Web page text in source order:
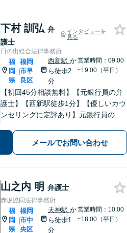
下村 訓弘 弁
護士
インタビューを
見る
日の出総合法律事務所
福
岡
県
|
福岡
市早
良区
西新駅 か
ら徒歩2
分
営業時間：09:00
~19:00（平日）
【初回45分相談無料】【元銀行員の弁
護士】【西新駅徒歩1分】【優しいカウ
ンセリングに定評あり】元銀行員のノ
理／労働雇用／企業法務／債権回収か
ら離婚問題までサポートします。経営
メールでお問い合わせ
山之内 明 弁護士
赤坂協同法律事務所
福
岡
県
|
福岡
市中
央区
天神駅 か
ら徒歩1
分
営業時間：10:00
~18:00（平日）